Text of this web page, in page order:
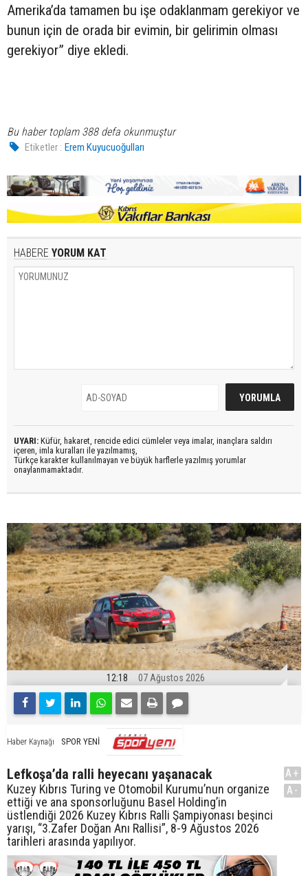
Amerika’da tamamen bu işe odaklanmam gerekiyor ve
bunun için de orada bir evimin, bir gelirimin olması
gerekiyor” diye ekledi.
Bu haber toplam 388 defa okunmuştur
Etiketler : Erem Kuyucuoğulları
HABERE YORUM KAT
UYARI: Küfür, hakaret, rencide edici cümleler veya imalar, inançlara saldırı
içeren, imla kuralları ile yazılmamış,
Türkçe karakter kullanılmayan ve büyük harflerle yazılmış yorumlar
onaylanmamaktadır.
12:18 07 Ağustos 2026
Haber Kaynağı SPOR YENİ
Lefkoşa’da ralli heyecanı yaşanacak
Kuzey Kıbrıs Turing ve Otomobil Kurumu’nun organize
ettiği ve ana sponsorluğunu Basel Holding’in
üstlendiği 2026 Kuzey Kıbrıs Ralli Şampiyonası beşinci
yarışı, “3.Zafer Doğan Anı Rallisi”, 8-9 Ağustos 2026
tarihleri arasında yapılıyor.
A+
A-